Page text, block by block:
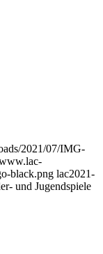
2021/07/IMG-
black.png lac2021-
und Jugendspiele